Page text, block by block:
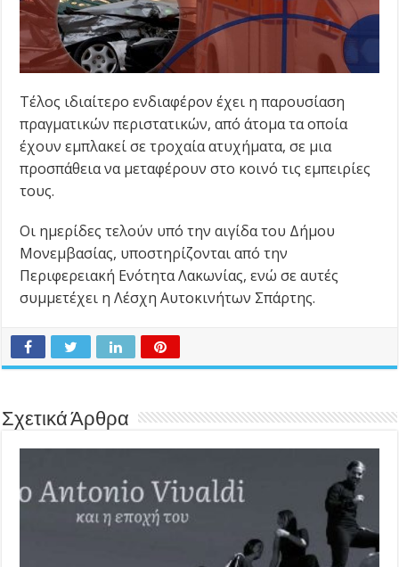
Τέλος ιδιαίτερο ενδιαφέρον έχει η παρουσίαση
πραγματικών περιστατικών, από άτομα τα οποία
έχουν εμπλακεί σε τροχαία ατυχήματα, σε μια
προσπάθεια να μεταφέρουν στο κοινό τις εμπειρίες
τους.
Οι ημερίδες τελούν υπό την αιγίδα του Δήμου
Μονεμβασίας, υποστηρίζονται από την
Περιφερειακή Ενότητα Λακωνίας, ενώ σε αυτές
συμμετέχει η Λέσχη Αυτοκινήτων Σπάρτης.
Σχετικά Άρθρα